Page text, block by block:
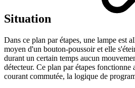
Situation
Dans ce plan par étapes, une lampe est
moyen d'un bouton-poussoir et elle
durant un certain temps aucun
détecteur. Ce plan par étapes fonctionne
courant commutée, la logique de